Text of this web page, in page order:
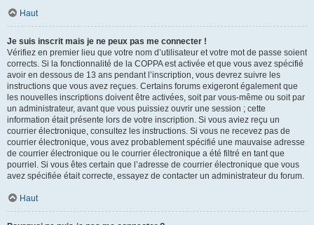
Haut
Je suis inscrit mais je ne peux pas me connecter !
Vérifiez en premier lieu que votre nom d’utilisateur et votre mot de passe soient
corrects. Si la fonctionnalité de la COPPA est activée et que vous avez spécifié
avoir en dessous de 13 ans pendant l’inscription, vous devrez suivre les
instructions que vous avez reçues. Certains forums exigeront également que
les nouvelles inscriptions doivent être activées, soit par vous-même ou soit par
un administrateur, avant que vous puissiez ouvrir une session ; cette
information était présente lors de votre inscription. Si vous aviez reçu un
courrier électronique, consultez les instructions. Si vous ne recevez pas de
courrier électronique, vous avez probablement spécifié une mauvaise adresse
de courrier électronique ou le courrier électronique a été filtré en tant que
pourriel. Si vous êtes certain que l’adresse de courrier électronique que vous
avez spécifiée était correcte, essayez de contacter un administrateur du forum.
Haut